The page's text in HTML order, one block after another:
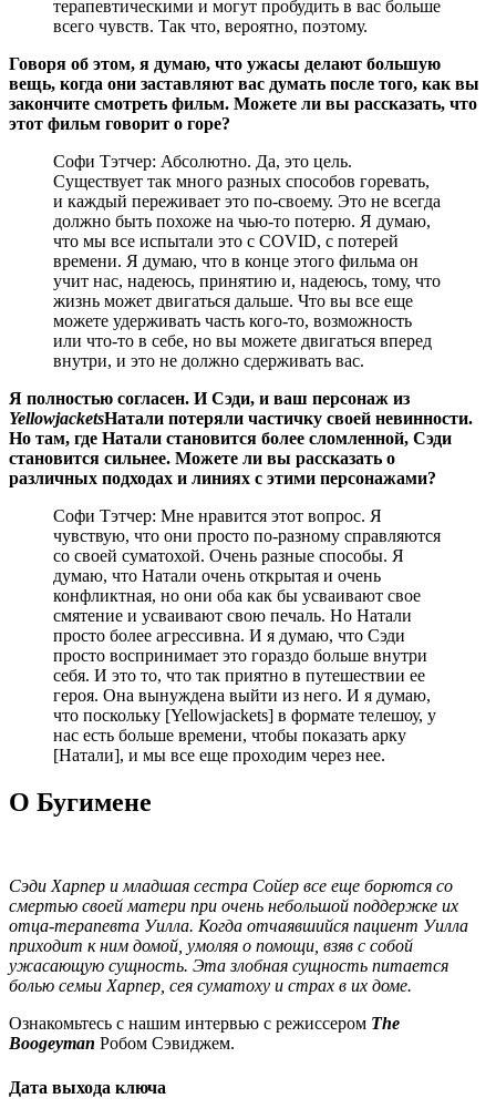
терапевтическими и могут пробудить в вас больше
всего чувств. Так что, вероятно, поэтому.
Говоря об этом, я думаю, что ужасы делают большую
вещь, когда они заставляют вас думать после того, как вы
закончите смотреть фильм. Можете ли вы рассказать, что
этот фильм говорит о горе?
Софи Тэтчер: Абсолютно. Да, это цель.
Существует так много разных способов горевать,
и каждый переживает это по-своему. Это не всегда
должно быть похоже на чью-то потерю. Я думаю,
что мы все испытали это с COVID, с потерей
времени. Я думаю, что в конце этого фильма он
учит нас, надеюсь, принятию и, надеюсь, тому, что
жизнь может двигаться дальше. Что вы все еще
можете удерживать часть кого-то, возможность
или что-то в себе, но вы можете двигаться вперед
внутри, и это не должно сдерживать вас.
Я полностью согласен. И Сэди, и ваш персонаж из
YellowjacketsНатали потеряли частичку своей невинности.
Но там, где Натали становится более сломленной, Сэди
становится сильнее. Можете ли вы рассказать о
различных подходах и линиях с этими персонажами?
Софи Тэтчер: Мне нравится этот вопрос. Я
чувствую, что они просто по-разному справляются
со своей суматохой. Очень разные способы. Я
думаю, что Натали очень открытая и очень
конфликтная, но они оба как бы усваивают свое
смятение и усваивают свою печаль. Но Натали
просто более агрессивна. И я думаю, что Сэди
просто воспринимает это гораздо больше внутри
себя. И это то, что так приятно в путешествии ее
героя. Она вынуждена выйти из него. И я думаю,
что поскольку [Yellowjackets] в формате телешоу, у
нас есть больше времени, чтобы показать арку
[Натали], и мы все еще проходим через нее.
О Бугимене
Сэди Харпер и младшая сестра Сойер все еще борются со
смертью своей матери при очень небольшой поддержке их
отца-терапевта Уилла. Когда отчаявшийся пациент Уилла
приходит к ним домой, умоляя о помощи, взяв с собой
ужасающую сущность. Эта злобная сущность питается
болью семьи Харпер, сея суматоху и страх в их доме.
Ознакомьтесь с нашим интервью с режиссером The
Boogeyman Робом Сэвиджем.
Дата выхода ключа